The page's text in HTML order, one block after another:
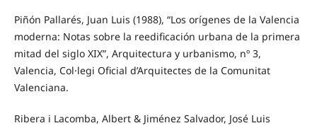
Piñón Pallarés, Juan Luis (1988), “Los orígenes de la Valencia
moderna: Notas sobre la reedificación urbana de la primera
mitad del siglo XIX”, Arquitectura y urbanismo, nº 3,
Valencia, Col·legi Oficial d’Arquitectes de la Comunitat
Valenciana.
Ribera i Lacomba, Albert & Jiménez Salvador, José Luis